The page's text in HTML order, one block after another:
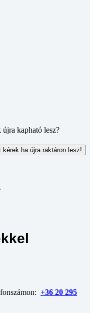
újra kapható lesz?
kérek ha újra raktáron lesz!
+36 20 295